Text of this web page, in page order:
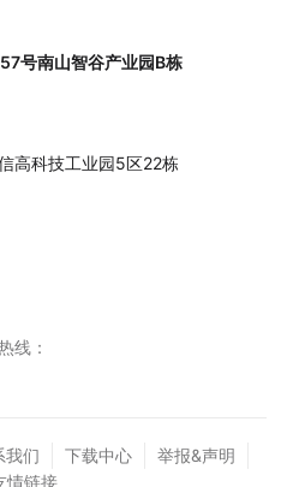
号南山智谷产业园B栋
高科技工业园5区22栋
线：
我们 下载中心
举报&声明
情链接